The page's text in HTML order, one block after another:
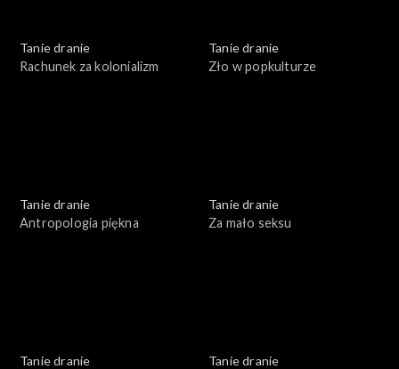
Tanie dranie
Rachunek za kolonializm
Tanie dranie
Zło w popkulturze
Tanie dranie
Antropologia piękna
Tanie dranie
Za mało seksu
Tanie dranie
Tanie dranie